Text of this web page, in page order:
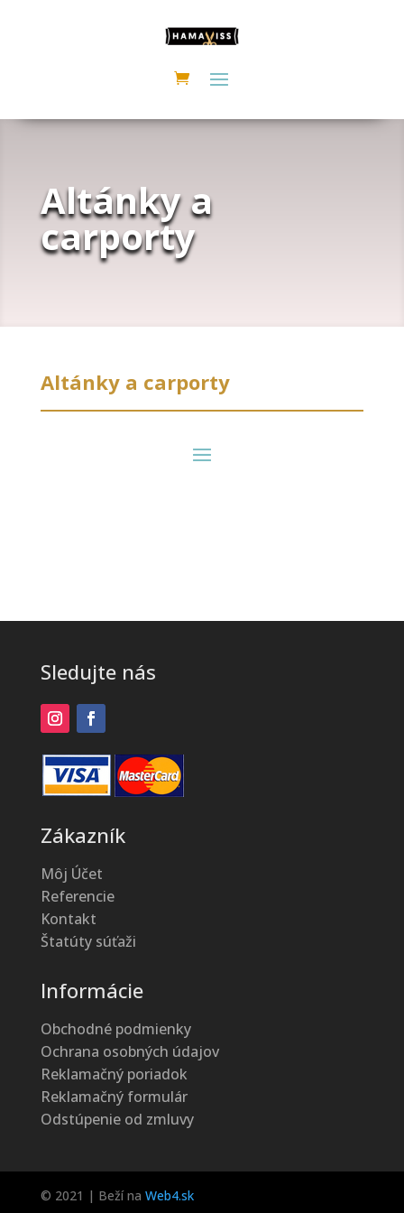
Altánky a
carporty
Altánky a carporty
Sledujte nás
Zákazník
Môj Účet
Referencie
Kontakt
Štatúty súťaži
Informácie
Obchodné podmienky
Ochrana osobných údajov
Reklamačný poriadok
Reklamačný formulár
Odstúpenie od zmluvy
© 2021 | Beží na Web4.sk